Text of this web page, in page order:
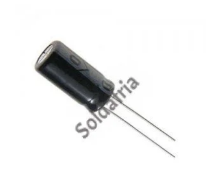
em custo mais elevado.
Temperatura de Operação (°C):
temperatura para funcionamento confiável. Verifique
esta especificação no datasheet do componente para
garantir compatibilidade com o seu projeto.
Tipo de Eletrolítico:
Existem diferentes tipos de
capacitores eletrolíticos (alumínio, tantalio, etc.), cada
um com características próprias. Consulte o datasheet
A carga (Q) armazenada em um
capacitor é dada por: Q = C * V (Carga = Capacitância *